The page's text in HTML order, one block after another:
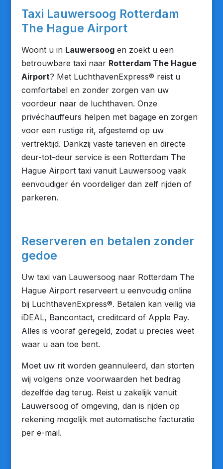
Taxi Lauwersoog Rotterdam
The Hague Airport
Woont u in Lauwersoogen zoekt u een
betrouwbare taxi naar Rotterdam The Hague
Airport? Met LuchthavenExpress® reist u
comfortabel en zonder zorgen van uw
voordeur naar de luchthaven. Onze
privéchauffeurs helpen met bagage en zorgen
voor een rustige rit, afgestemd op uw
vertrektijd. Dankzij vaste tarieven en directe
deur-tot-deur service is een Rotterdam The
Hague Airport taxi vanuit Lauwersoog vaak
eenvoudiger én voordeliger dan zelf rijden of
parkeren.
Reserveren en betalen zonder
gedoe
Uw taxi van Lauwersoog naar Rotterdam The
Hague Airport reserveert u eenvoudig online
bij LuchthavenExpress®. Betalen kan veilig via
iDEAL, Bancontact, creditcard of Apple Pay.
Alles is vooraf geregeld, zodat u precies weet
waar u aan toe bent.
Moet uw rit worden geannuleerd, dan storten
wij volgens onze voorwaarden het bedrag
dezelfde dag terug. Reist u zakelijk vanuit
Lauwersoog of omgeving, dan is rijden op
rekening mogelijk met automatische facturatie
per e-mail.